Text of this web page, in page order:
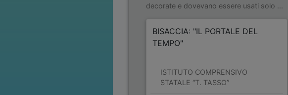
decorate e dovevano essere usati solo ...
BISACCIA: "IL PORTALE DEL
TEMPO"
ISTITUTO COMPRENSIVO
STATALE “T. TASSO”